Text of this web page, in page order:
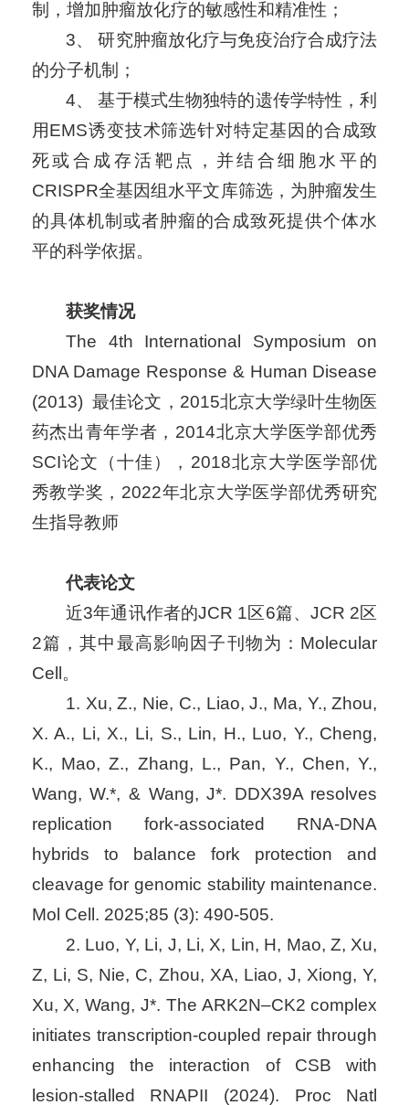
制，增加肿瘤放化疗的敏感性和精准性；
3、 研究肿瘤放化疗与免疫治疗合成疗法
的分子机制；
4、 基于模式生物独特的遗传学特性，利
用EMS诱变技术筛选针对特定基因的合成致
死或合成存活靶点，并结合细胞水平的
CRISPR全基因组水平文库筛选，为肿瘤发生
的具体机制或者肿瘤的合成致死提供个体水
平的科学依据。
获奖情况
The 4th International Symposium on
DNA Damage Response & Human Disease
(2013) 最佳论文，2015北京大学绿叶生物医
药杰出青年学者，2014北京大学医学部优秀
SCI论文（十佳），2018北京大学医学部优
秀教学奖，2022年北京大学医学部优秀研究
生指导教师
代表论文
近3年通讯作者的JCR 1区6篇、JCR 2区
2篇，其中最高影响因子刊物为：Molecular
Cell。
1. Xu, Z., Nie, C., Liao, J., Ma, Y., Zhou,
X. A., Li, X., Li, S., Lin, H., Luo, Y., Cheng,
K., Mao, Z., Zhang, L., Pan, Y., Chen, Y.,
Wang, W.*, & Wang, J*. DDX39A resolves
replication fork-associated RNA-DNA
hybrids to balance fork protection and
cleavage for genomic stability maintenance.
Mol Cell. 2025;85 (3): 490-505.
2. Luo, Y, Li, J, Li, X, Lin, H, Mao, Z, Xu,
Z, Li, S, Nie, C, Zhou, XA, Liao, J, Xiong, Y,
Xu, X, Wang, J*. The ARK2N–CK2 complex
initiates transcription-coupled repair through
enhancing the interaction of CSB with
lesion-stalled RNAPII (2024). Proc Natl